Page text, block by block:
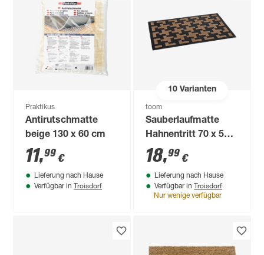
Praktikus
Antirutschmatte
beige 130 x 60 cm
11,99 €
Lieferung nach Hause
Verfügbar in Troisdorf
10Varianten
toom
Sauberlaufmatte
Hahnentritt 70 x 50
cm braun
18,99 €
Lieferung nach Hause
Verfügbar in Troisdorf
Nur wenige verfügbar